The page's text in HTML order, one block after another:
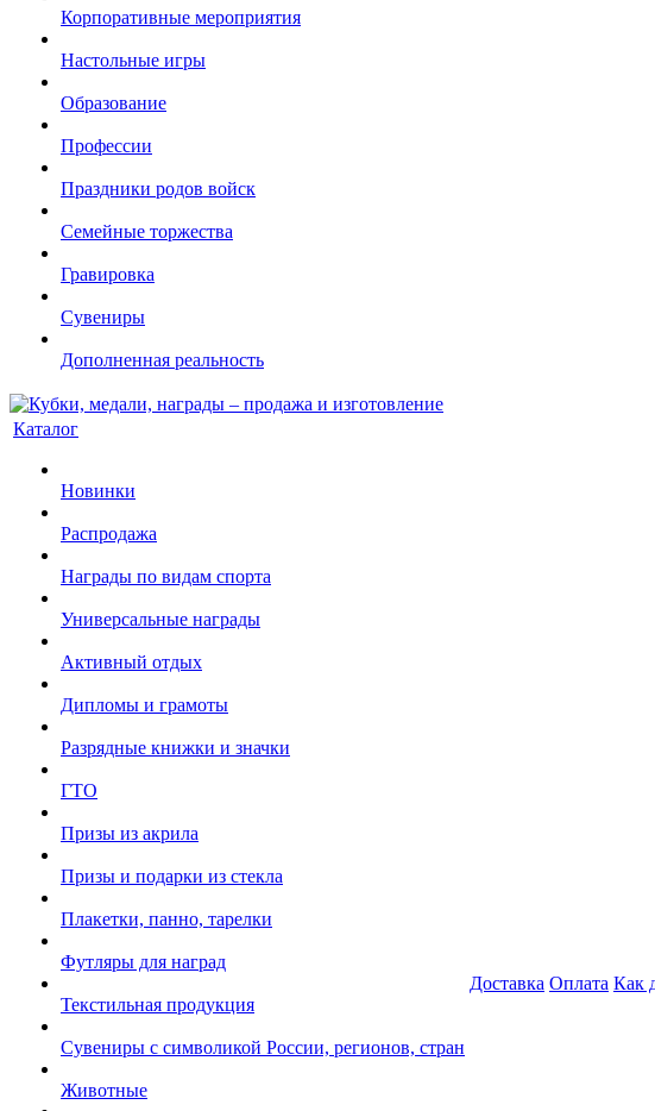
Корпоративные мероприятия
Настольные игры
Образование
Профессии
Праздники родов войск
Семейные торжества
Гравировка
Сувениры
Дополненная реальность
Каталог
Новинки
Распродажа
Награды по видам спорта
Универсальные награды
Активный отдых
Дипломы и грамоты
Разрядные книжки и значки
ГТО
Призы из акрила
Призы и подарки из стекла
Плакетки, панно, тарелки
Футляры для наград
Текстильная продукция
Сувениры с символикой России, регионов, стран
Животные
Доставка Оплата Как